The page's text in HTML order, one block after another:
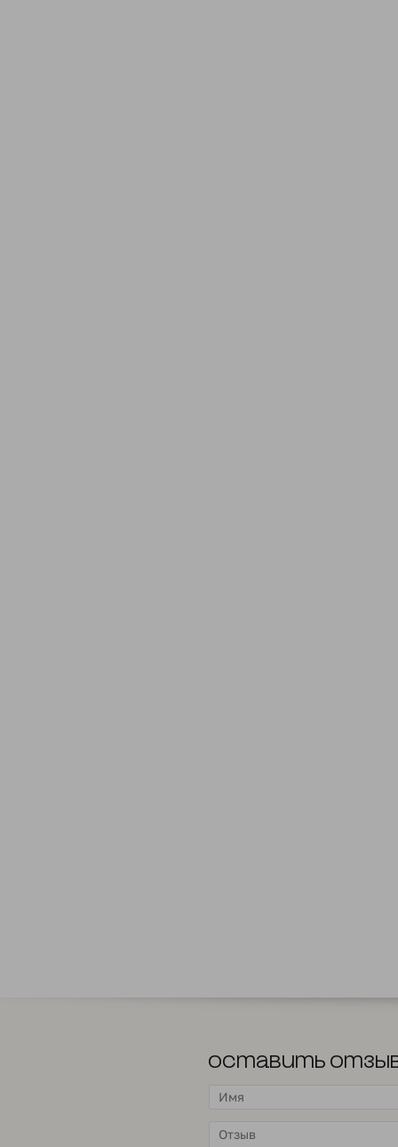
Оставить